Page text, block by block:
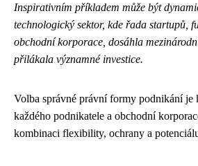
Inspirativním příkladem může být
technologický sektor, kde řada startupů,
obchodní korporace, dosáhla
přilákala významné investice.
Volba správné právní formy podnikání
každého podnikatele a obchodní
kombinaci flexibility, ochrany a